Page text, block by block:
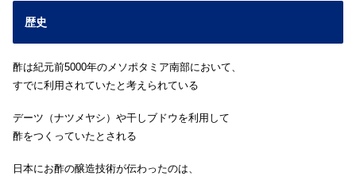
歴史
酢は紀元前5000年のメソポタミア南部において、
すでに利用されていたと考えられている
デーツ（ナツメヤシ）や干しブドウを利用して
酢をつくっていたとされる
日本にお酢の醸造技術が伝わったのは、